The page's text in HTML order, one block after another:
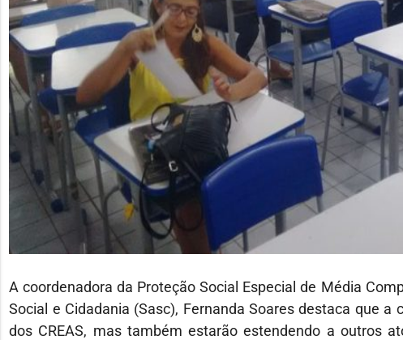
A coordenadora da Proteção Social Especial de Média
Social e Cidadania (Sasc), Fernanda Soares destaca que
dos CREAS, mas também estarão estendendo a outros